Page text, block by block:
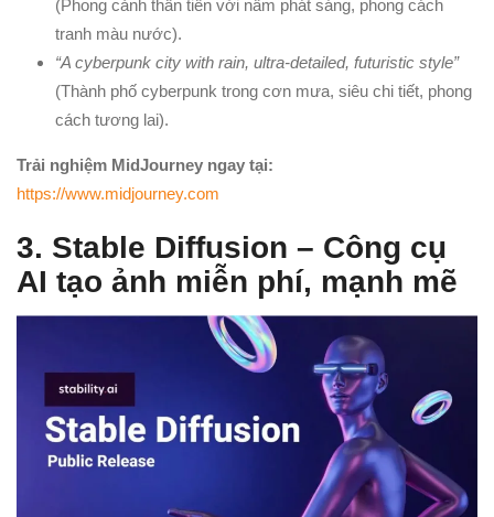
(Phong cảnh thần tiên với nấm phát sáng, phong cách
tranh màu nước).
“A cyberpunk city with rain, ultra-detailed, futuristic style”
(Thành phố cyberpunk trong cơn mưa, siêu chi tiết, phong
cách tương lai).
Trải nghiệm MidJourney ngay tại:
https://www.midjourney.com
3. Stable Diffusion – Công cụ
AI tạo ảnh miễn phí, mạnh mẽ